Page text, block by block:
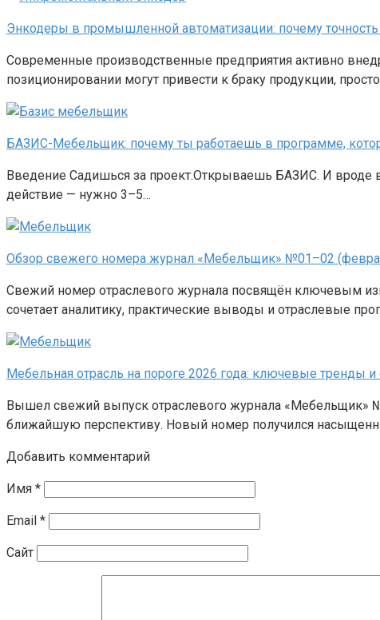
Энкодеры в промышленной автоматизации: почему точность
Современные производственные предприятия активно
позиционировании могут привести к браку продукции,
БАЗИС-Мебельщик: почему ты работаешь в программе,
Введение Садишься за проект.Открываешь БАЗИС. И вроде
действие — нужно 3–5…
Обзор свежего номера журнал «Мебельщик» №01–02
Свежий номер отраслевого журнала посвящён ключевым
сочетает аналитику, практические выводы и отраслевые
Мебельная отрасль на пороге 2026 года: ключевые тренды
Вышел свежий выпуск отраслевого журнала «Мебельщик»
ближайшую перспективу. Новый номер получился
Добавить комментарий
Имя *
Email *
Сайт